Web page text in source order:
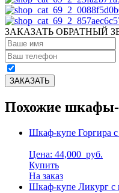
ЗАКАЗАТЬ ОБРАТНЫЙ
Похожие шкафы-
Шкаф-купе Горгира
Цена: 44,000 руб.
Купить
На заказ
Шкаф-купе Ликург с